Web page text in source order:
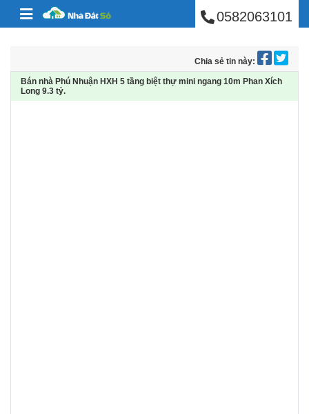
Skip to content BÁN NHÀ PHÚ0582063101
Chia sẻ tin này:
Bán nhà Phú Nhuận HXH 5 tầng biệt thự mini ngang 10m Phan Xích
Long 9.3 tỷ.